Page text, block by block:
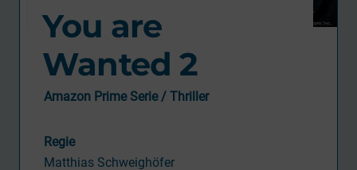
You are
Wanted 2
Amazon Prime Serie / Thriller
Regie
Matthias Schweighöfer